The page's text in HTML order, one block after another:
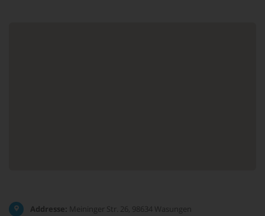
Addresse: Meininger Str. 26, 98634 Wasungen